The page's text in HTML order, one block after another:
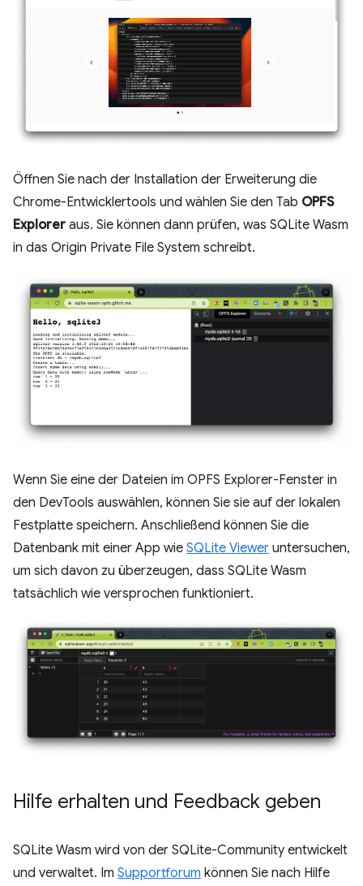
Öffnen Sie nach der Installation der Erweiterung die
Chrome-Entwicklertools und wählen Sie den Tab OPFS
Explorer aus. Sie können dann prüfen, was SQLite Wasm
in das Origin Private File System schreibt.
Wenn Sie eine der Dateien im OPFS Explorer-Fenster in
den DevTools auswählen, können Sie sie auf der lokalen
Festplatte speichern. Anschließend können Sie die
Datenbank mit einer App wie SQLite Viewer untersuchen,
um sich davon zu überzeugen, dass SQLite Wasm
tatsächlich wie versprochen funktioniert.
Hilfe erhalten und Feedback geben
SQLite Wasm wird von der SQLite-Community entwickelt
und verwaltet. Im Supportforum können Sie nach Hilfe